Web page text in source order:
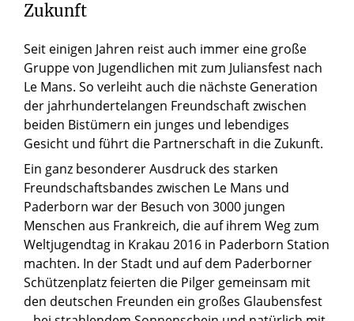
Zukunft
Seit einigen Jahren reist auch immer eine große
Gruppe von Jugendlichen mit zum Juliansfest nach
Le Mans. So verleiht auch die nächste Generation
der jahrhundertelangen Freundschaft zwischen
beiden Bistümern ein junges und lebendiges
Gesicht und führt die Partnerschaft in die Zukunft.
Ein ganz besonderer Ausdruck des starken
Freundschaftsbandes zwischen Le Mans und
Paderborn war der Besuch von 3000 jungen
Menschen aus Frankreich, die auf ihrem Weg zum
Weltjugendtag in Krakau 2016 in Paderborn Station
machten. In der Stadt und auf dem Paderborner
Schützenplatz feierten die Pilger gemeinsam mit
den deutschen Freunden ein großes Glaubensfest